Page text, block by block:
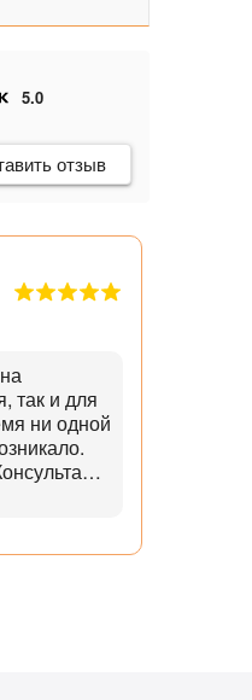
5.0
отзыв
так и для
Советы